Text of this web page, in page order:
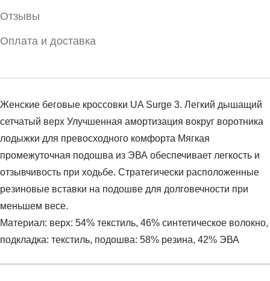
Отзывы
Оплата и доставка
Женские беговые кроссовки UA Surge 3. Легкий дышащий
сетчатый верх Улучшенная амортизация вокруг воротника
лодыжки для превосходного комфорта Мягкая
промежуточная подошва из ЭВА обеспечивает легкость и
отзывчивость при ходьбе. Стратегически расположенные
резиновые вставки на подошве для долговечности при
меньшем весе.
Материал: верх: 54% текстиль, 46% синтетическое волокно,
подкладка: текстиль, подошва: 58% резина, 42% ЭВА